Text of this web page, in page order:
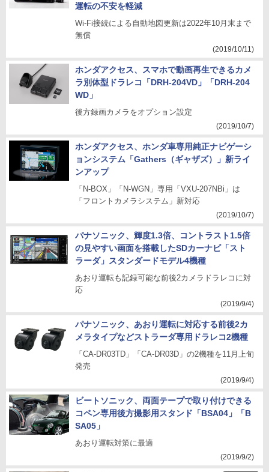
運転の不安を軽減
Wi-Fi接続による自動地図更新は2022年10月末まで
無償
(2019/10/11)
ホンダアクセス、スマホで動画再生できるカメ
ラ別体型ドラレコ「DRH-204VD」「DRH-204
WD」
後方録画カメラをオプション設定
(2019/10/7)
ホンダアクセス、ホンダ車専用純正ナビゲーシ
ョンシステム「Gathers（ギャザズ）」新ライ
ンアップ
「N-BOX」「N-WGN」専用「VXU-207NBi」は
「フロントカメラシステム」新対応
(2019/10/7)
パナソニック、輝度1.3倍、コントラスト1.5倍
の見やすい画面を搭載したSDカーナビ「スト
ラーダ」スタンダードモデル4機種
あおり運転も記録可能な前後2カメラドラレコに対
応
(2019/9/4)
パナソニック、あおり運転に対応する前後2カ
メラタイプなどストラーダ専用ドラレコ2機種
「CA-DR03TD」「CA-DR03D」の2機種を11月上旬
発売
(2019/9/4)
ビートソニック、両面テープで取り付けできる
コペン専用後方撮影用スタンド「BSA04」「B
SA05」
あおり運転対策に最適
(2019/9/2)